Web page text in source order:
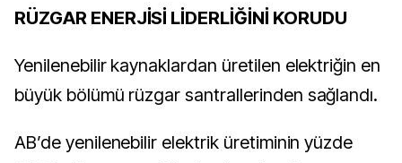
RÜZGAR ENERJİSİ LİDERLİĞİNİ KORUDU
Yenilenebilir kaynaklardan üretilen elektriğin en
büyük bölümü rüzgar santrallerinden sağlandı.
AB’de yenilenebilir elektrik üretiminin yüzde